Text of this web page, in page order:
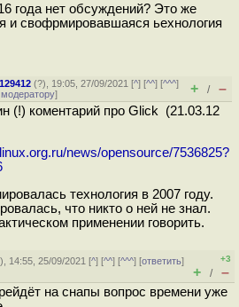
года нет обсуждений? Это же
и свофрмировавшаяся ьехнология
(?), 19:05, 27/09/2021 [^] [^^] [^^^]
модератору] + / –
(!) коментарий про Glick (21.03.12
news/opensource/7536825?
технология в 2007 году.
что никто о ней не знал.
применении говорить.
), 14:55, 25/09/2021 [^] [^^] [^^^] [ответить]
+3
+ / –
на снапы вопрос времени уже